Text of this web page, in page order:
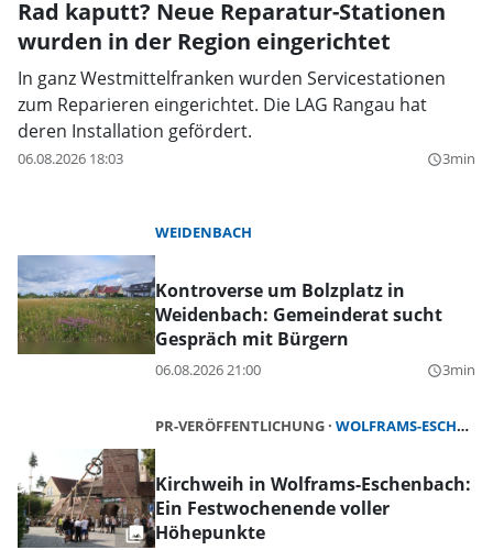
Rad kaputt? Neue Reparatur-Stationen
wurden in der Region eingerichtet
In ganz Westmittelfranken wurden Servicestationen
zum Reparieren eingerichtet. Die LAG Rangau hat
deren Installation gefördert.
06.08.2026 18:03 query_builder3min
WEIDENBACH
Kontroverse um Bolzplatz in
Weidenbach: Gemeinderat sucht
Gespräch mit Bürgern
06.08.2026 21:00 query_builder3min
PR-VERÖFFENTLICHUNG WOLFRAMS-ESCHENBACH
Kirchweih in Wolframs-Eschenbach:
Ein Festwochenende voller
Höhepunkte